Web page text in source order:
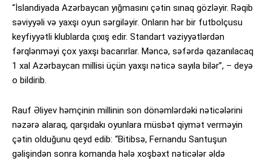
“İslandiyada Azərbaycan yığmasını çətin sınaq gözləyir. Rəqib
səviyyəli və yaxşı oyun sərgiləyir. Onların hər bir futbolçusu
keyfiyyətli klublarda çıxış edir. Standart vəziyyətlərdən
fərqlənməyi çox yaxşı bacarırlar. Məncə, səfərdə qazanılacaq
1 xal Azərbaycan millisi üçün yaxşı nəticə sayıla bilər”, – deyə
o bildirib.
Rauf Əliyev həmçinin millinin son dönəmlərdəki nəticələrini
nəzərə alaraq, qarşıdakı oyunlara müsbət qiymət verməyin
çətin olduğunu qeyd edib: “Bitibsə, Fernandu Santuşun
gəlişindən sonra komanda hələ xoşbəxt nəticələr əldə